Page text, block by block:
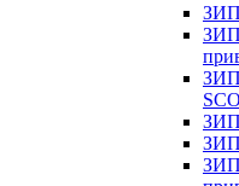
ЗИП
ЗИП
ЗИП
ЗИП
ЗИП
ЗИП